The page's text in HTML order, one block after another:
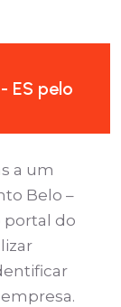
ES pelo
a um
Belo –
portal do